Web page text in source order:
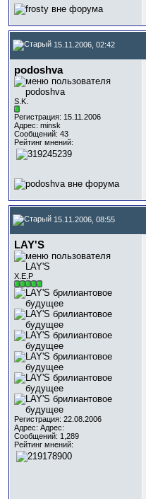
15.11.2006, 02:42
podoshva
S.K.
Регистрация: 15.11.2006
Адрес: minsk
Сообщений: 43
Рейтинг мнений:
15.11.2006, 08:55
LAY'S
Х.Е.Р
Регистрация: 22.08.2006
Адрес: Адрес:
Сообщений: 1,289
Рейтинг мнений: